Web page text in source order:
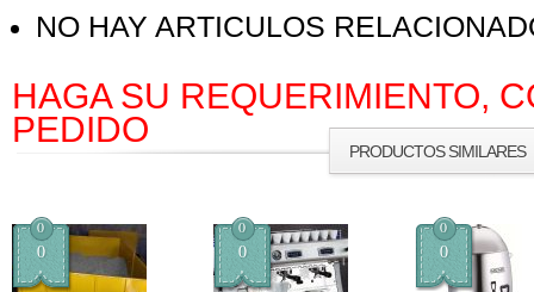
NO HAY ARTICULOS
HAGA SU REQUERIMIENTO,
PEDIDO
PRODUCTOS SIMILARES
0
0
0
0
0
0